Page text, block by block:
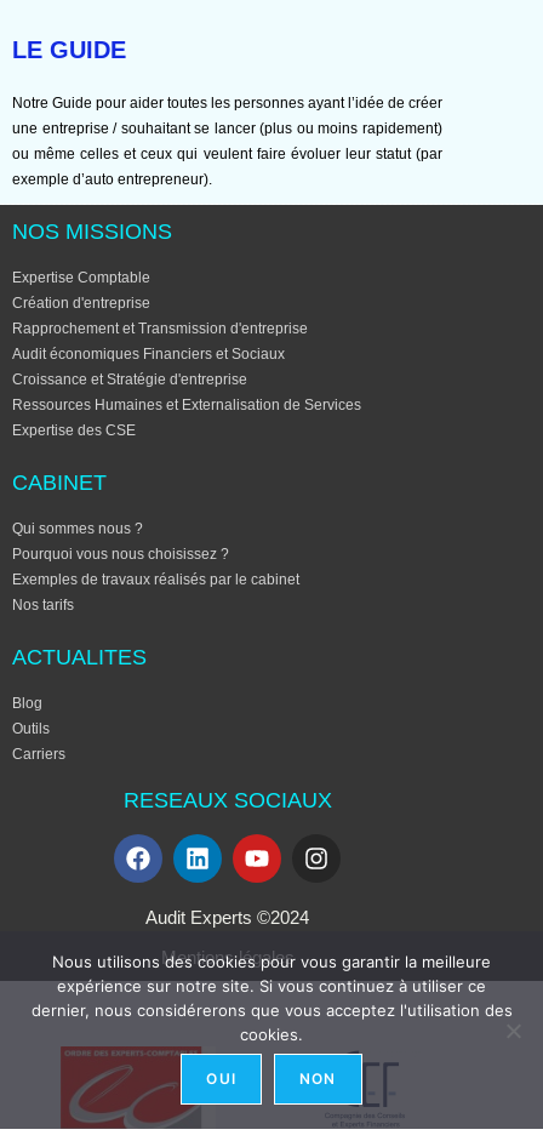
LE GUIDE
Notre Guide pour aider toutes les personnes ayant l’idée de créer
une entreprise / souhaitant se lancer (plus ou moins rapidement)
ou même celles et ceux qui veulent faire évoluer leur statut (par
exemple d’auto entrepreneur).
NOS MISSIONS
Expertise Comptable
Création d'entreprise
Rapprochement et Transmission d'entreprise
Audit économiques Financiers et Sociaux
Croissance et Stratégie d'entreprise
Ressources Humaines et Externalisation de Services
Expertise des CSE
CABINET
Qui sommes nous ?
Pourquoi vous nous choisissez ?
Exemples de travaux réalisés par le cabinet
Nos tarifs
ACTUALITES
Blog
Outils
Carriers
RESEAUX SOCIAUX
Audit Experts ©2024
Mentions légales
Nous utilisons des cookies pour vous garantir la meilleure
expérience sur notre site. Si vous continuez à utiliser ce
dernier, nous considérerons que vous acceptez l'utilisation des
cookies.
OUI NON